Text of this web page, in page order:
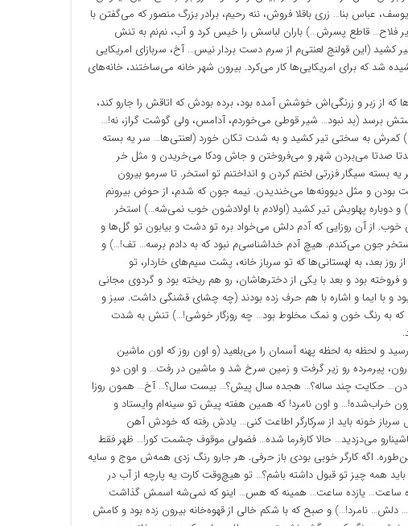
عباس بنا… زری باقلا فروش، ننه رحیم، برادر بزرگ منصور که می‌گفتن با
فلاح… قاطع پسرش…) باران لباسش را خیس کرد و آب، نم‌نم به تنش
(این قولنج لعنتی‌م از سرم دست بردار نیس… آخ، سربازای امریکایی
شد که برای امریکایی‌ها کار می‌کرد. بیرون شهر خانه می‌ساختند، خانه‌های
که از زبر و زرنگی‌اش خوشش آمده بود، برده بودش که اتاقش را جارو کند،
برسد (بد نبود… شیر قوطی می‌خوردم، آدامس، ولی گوشت گراز، نه!…
کمرش به سختی تیر کشید و به شدت تکان خورد (لعنتی‌ها… سر یه بسته
صدتا می‌بردن شهر و می‌فروختن و جاش ودکا می‌خریدن و مثل خر
سیگار فزرتی لختم کردن و انداختنم تو استخر. تا سرمو بیرون
و مثل دیوونه‌ها می‌خندیدن. نیمه جون که شدم، از حوض بیرونم
و دوباره پهلویش تیر کشید (اولادم با اولادشون خوب نمی‌شه…) استخر
خوب. از آن روزایی که آدم دلش می‌خواد بره تو دشت و بیابون تو گل‌ها و
استخر جون می‌کندم. هیچ آدم خداشناسی‌م نبود که به دادم برسه… تف!…) و
روز بعد، به لهستانی‌ها که تو سرباز خانه، پشت سیم‌های خاردار، تو
بود و بعد با یکی از دخترهاشان، رو هم ریخته بود و گردوی مجانی
و با ایما و اشاره با هم حرف زده بودند (چه چشای قشنگی داشت. سبز و
به رنگ خون و نمک مخلوط بود… چه روزگار خوشی!…) تنش به شدت
و لحظه به لحظه پهنه آسمان را می‌بلعید (و اون روز که اون ماشین
پیرمرده رو زیر گرفت و زمین سرخ شد و ماشین در رفت… و اون دو
حکایت چند ساله؟… هجده سال پیش؟… بیست سال؟… آخ… همون‌ روزا
خراب‌شده!… و اون نامرد! که همین هفته پیش تو سینه‌ام وایستاد و
خونه باید از سرکارگر اطاعت کنی… یادش رفته که خودش آهن
می‌دزدید… حالا کارفرما شده… فضولی موقوف چشمت کور!… ظهر فقط
اگه کارگر خوبی بودی باز حرفی. هر جارو رنگ زدی همه‌ش موج و سایه
همه چیز تو قبول داشته باشم؟… تو هیچ‌وقت کارت یه پارچه از آب در
ده ساعت… یازده ساعت… همینه که هس… اینو که نمی‌شه اسمش گذاشت
نامرد!…) و صبح که با شکم خالی از قهوه‌خانه بیرون زده بود و کامش